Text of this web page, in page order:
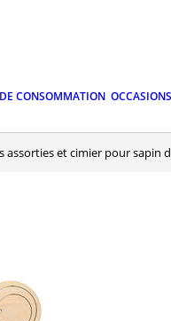
CONSOMMATION
assorties et cimier pour sapin